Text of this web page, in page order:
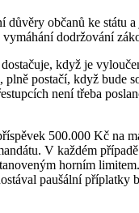
občanů ke státu
dodržování
když je
postačí, když bude
není třeba
500.000 Kč na
V každém
horním
paušální příplatky